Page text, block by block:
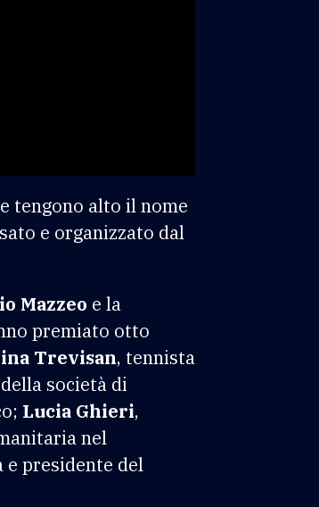
tengono alto il nome
e organizzato dal
Mazzeo e la
premiato otto
Trevisan, tennista
società di
Lucia Ghieri,
nel
presidente del